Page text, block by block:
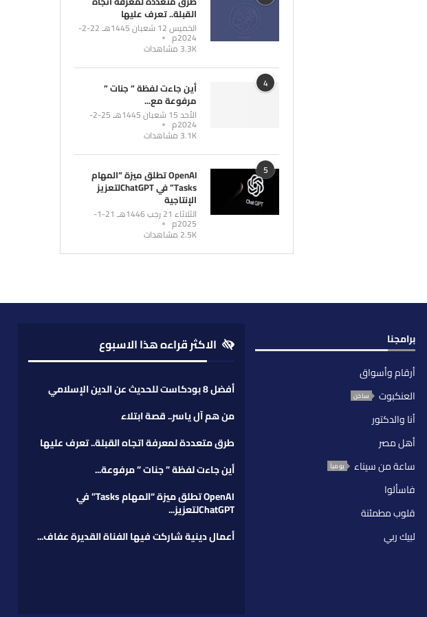
القبلة.. تعرف عليها
الخميس 12 شعبان 1445هـ 22-2-
2024م
3.3K مشاهدات
4 أين جاءت لفظة ” جنات ”
مرفوعة مع...
الأحد 15 شعبان 1445هـ 25-2-
2024م
3.1K مشاهدات
5 OpenAI تطلق ميزة “المهام
Tasks” في ChatGPTلتعزيز
الإنتاجية
الثلاثاء 21 رجب 1446هـ 21-1-
2025م
2.5K مشاهدات
برامجنا
أرقام وأسواق
العنكبوت
ساخن
أنا والدكتور
أهل مصر
ساعة من سيناء
يومياً
فاسألوا
قلوب مطمئنة
لبيك ربي
الاكثر قراءه هذا الاسبوع
أفضل 8 بودكاست للحديث عن الدين الإسلامي
من هم آل ياسر.. قصة ابتلاء
طرق متعددة لمعرفة اتجاه القبلة.. تعرف عليها
أين جاءت لفظة ” جنات ” مرفوعة...
OpenAI تطلق ميزة “المهام Tasks” في
ChatGPTلتعزيز...
أعمال دينية شاركت فيها الفناة القديرة عفاف...